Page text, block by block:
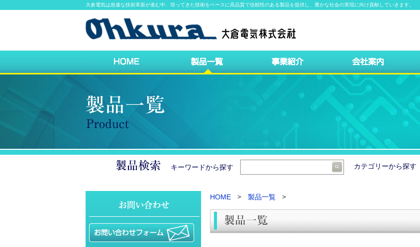
大倉電気は急速な技術革新が進む中、培ってきた技術をベースに高品質で信頼性のある製品を提供し、豊かな社会の実現に向け貢献していきます。
キーワードから探す カテゴリーから探す
HOME 製品一覧